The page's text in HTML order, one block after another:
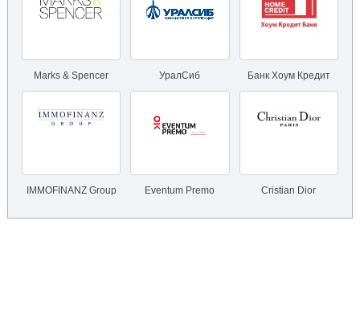
Marks & Spencer УралСиб Банк Хоум Кредит
IMMOFINANZ Group Eventum Premo Cristian Dior